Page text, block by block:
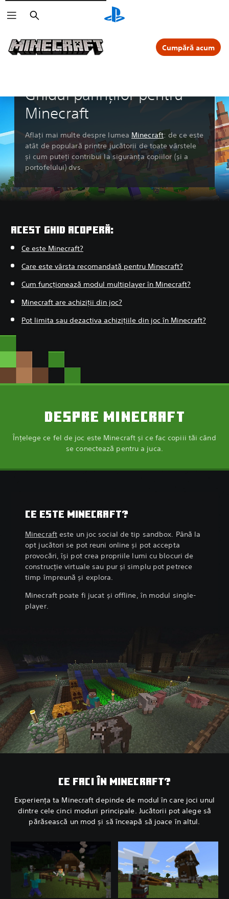
Cumpără acum
Ghidul părinților pentru
Minecraft
Aflați mai multe despre lumea Minecraft: de ce este
atât de populară printre jucătorii de toate vârstele
și cum puteți contribui la siguranța copiilor (și a
portofelului) dvs.
ACEST GHID ACOPERĂ:
Ce este Minecraft?
Care este vârsta recomandată pentru Minecraft?
Cum funcționează modul multiplayer în Minecraft?
Minecraft are achiziții din joc?
Pot limita sau dezactiva achizițiile din joc în Minecraft?
DESPRE MINECRAFT
Înțelege ce fel de joc este Minecraft și ce fac copiii tăi când
se conectează pentru a juca.
CE ESTE MINECRAFT?
Minecrafteste un joc social de tip sandbox. Până la
opt jucători se pot reuni online și pot accepta
provocări, își pot crea propriile lumi cu blocuri de
construcție virtuale sau pur și simplu pot petrece
timp împreună și explora.
Minecraft poate fi jucat și offline, în modul single-
player.
CE FACI ÎN MINECRAFT?
Experiența ta Minecraft depinde de modul în care joci unul
dintre cele cinci moduri principale. Jucătorii pot alege să
părăsească un mod și să înceapă să joace în altul.